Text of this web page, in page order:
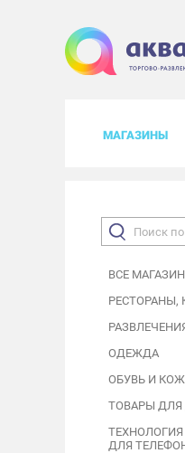
МАГАЗИНЫ
ВСЕ
РЕСТОРАНЫ,
ОДЕЖДА
ОБУВЬ И
ТОВАРЫ ДЛЯ
ДЛЯ